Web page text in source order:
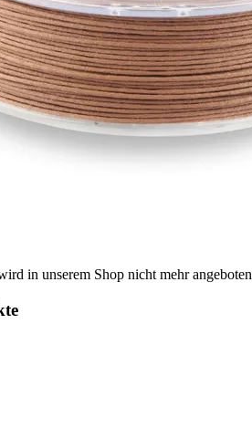
in unserem Shop nicht mehr angeboten